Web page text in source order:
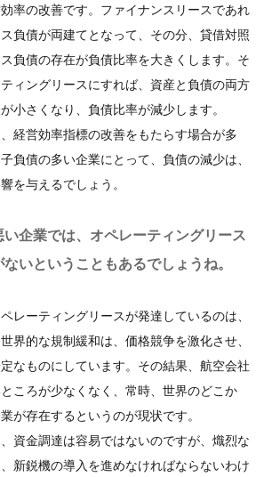
率の改善です。ファイナンスリースであれ
負債が両建てとなって、その分、貸借対照
負債の存在が負債比率を大きくします。そ
ィングリースにすれば、資産と負債の両方
小さくなり、負債比率が減少します。
経営効率指標の改善をもたらす場合が多
負債の多い企業にとって、負債の減少は、
を与えるでしょう。
企業では、オペレーティングリース
いということもあるでしょうね。
レーティングリースが発達しているのは、
界的な規制緩和は、価格競争を激化させ、
なものにしています。その結果、航空会社
ころが少なくなく、常時、世界のどこか
が存在するというのが現状です。
資金調達は容易ではないのですが、熾烈な
新鋭機の導入を進めなければならないわけ